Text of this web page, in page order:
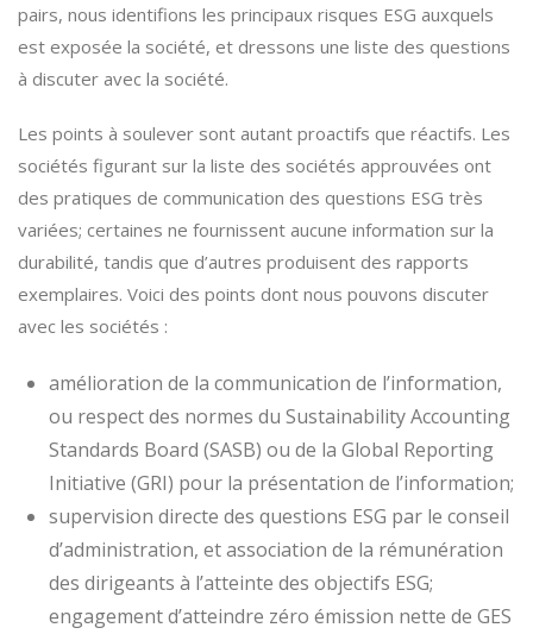
pairs, nous identifions les principaux risques ESG auxquels
est exposée la société, et dressons une liste des questions
à discuter avec la société.
Les points à soulever sont autant proactifs que réactifs. Les
sociétés figurant sur la liste des sociétés approuvées ont
des pratiques de communication des questions ESG très
variées; certaines ne fournissent aucune information sur la
durabilité, tandis que d’autres produisent des rapports
exemplaires. Voici des points dont nous pouvons discuter
avec les sociétés :
amélioration de la communication de l’information,
ou respect des normes du Sustainability Accounting
Standards Board (SASB) ou de la Global Reporting
Initiative (GRI) pour la présentation de l’information;
supervision directe des questions ESG par le conseil
d’administration, et association de la rémunération
des dirigeants à l’atteinte des objectifs ESG;
engagement d’atteindre zéro émission nette de GES